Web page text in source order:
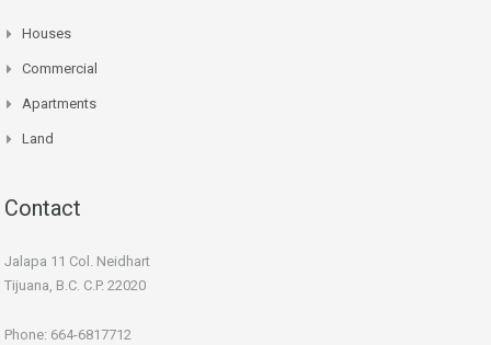
Houses
Commercial
Apartments
Land
Contact
Jalapa 11 Col. Neidhart
Tijuana, B.C. C.P. 22020
Phone: 664-6817712